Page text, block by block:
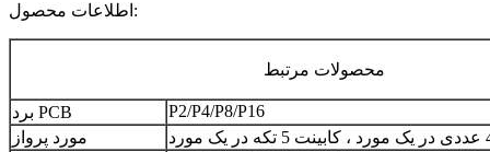
اطلاعات محصول:
محصولات مرتبط
برد PCB
P2/P4/P8/P16
مورد پرواز